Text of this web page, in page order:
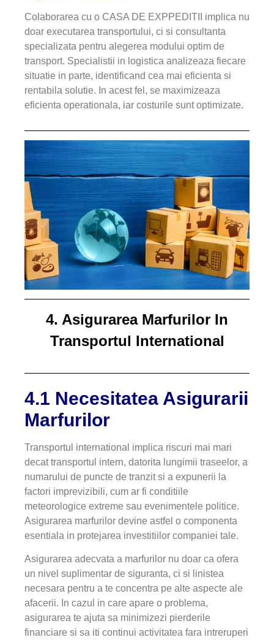
Colaborarea cu o CASA DE EXPPEDITII implica nu
doar executarea transportului, ci si consultanta
specializata pentru alegerea modului optim de
transport. Specialistii in logistica analizeaza fiecare
situatie in parte, identificand cea mai eficienta si
rentabila solutie. In acest fel, se maximizeaza
eficienta operationala, iar costurile sunt optimizate.
4. Asigurarea Marfurilor In
Transportul International
4.1 Necesitatea Asigurarii
Marfurilor
Transportul international implica riscuri mai mari
decat transportul intern, datorita lungimii traseelor, a
numarului de puncte de tranzit si a expunerii la
factori imprevizibili, cum ar fi conditiile
meteorologice extreme sau evenimentele politice.
Asigurarea marfurilor devine astfel o componenta
esentiala in protejarea investitiilor companiei tale.
Asigurarea adecvata a marfurilor nu doar ca ofera
un nivel suplimentar de siguranta, ci si linistea
necesara pentru a te concentra pe alte aspecte ale
afacerii. In cazul in care apare o problema,
asigurarea te ajuta sa minimizezi pierderile
financiare si sa iti continui activitatea fara intreruperi